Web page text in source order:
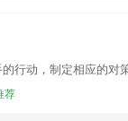
家的是更好的学习体验
做各种类型问题的技巧
行动，制定相应的对
荐